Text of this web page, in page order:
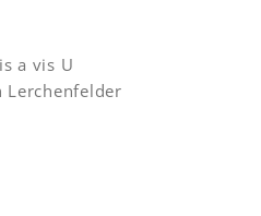
a vis U
Lerchenfelder